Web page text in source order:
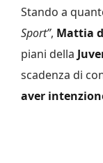
Stando a
Sport”, Mattia
piani della
scadenza di
aver